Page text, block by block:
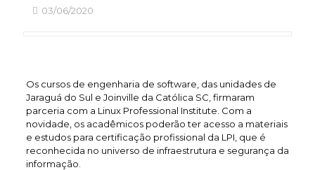
03/06/2020
Os cursos de engenharia de software, das unidades de
Jaraguá do Sul e Joinville da Católica SC, firmaram
parceria com a Linux Professional Institute. Com a
novidade, os acadêmicos poderão ter acesso a materiais
e estudos para certificação profissional da LPI, que é
reconhecida no universo de infraestrutura e segurança da
informação.